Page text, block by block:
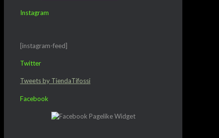
Instagram
[instagram-feed]
Twitter
Tweets by TiendaTifossi
Facebook